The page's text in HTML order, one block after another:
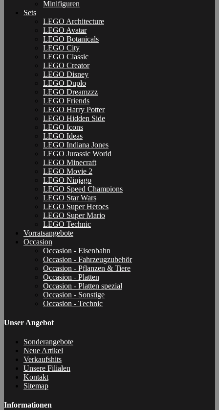
Minifiguren
Sets
LEGO Architecture
LEGO Avatar
LEGO Botanicals
LEGO City
LEGO Classic
LEGO Creator
LEGO Disney
LEGO Duplo
LEGO Dreamzzz
LEGO Friends
LEGO Harry Potter
LEGO Hidden Side
LEGO Icons
LEGO Ideas
LEGO Indiana Jones
LEGO Jurassic World
LEGO Minecraft
LEGO Movie 2
LEGO Ninjago
LEGO Speed Champions
LEGO Star Wars
LEGO Super Heroes
LEGO Super Mario
LEGO Technic
Vorratsangebote
Occasion
Occasion - Eisenbahn
Occasion - Fahrzeugzubehör
Occasion - Pflanzen & Tiere
Occasion - Platten
Occasion - Platten spezial
Occasion - Sonstige
Occasion - Technic
Unser Angebot
Sonderangebote
Neue Artikel
Verkaufshits
Unsere Filialen
Kontakt
Sitemap
Informationen